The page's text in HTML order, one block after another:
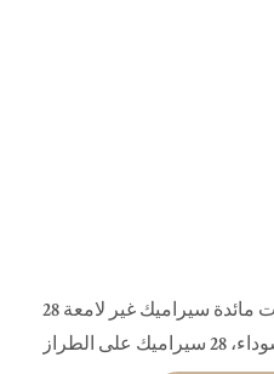
28 سيراميك أدوات مائدة سيراميك غير لامعة
لوحات شحن سوداء، 28 سيراميك على الطراز